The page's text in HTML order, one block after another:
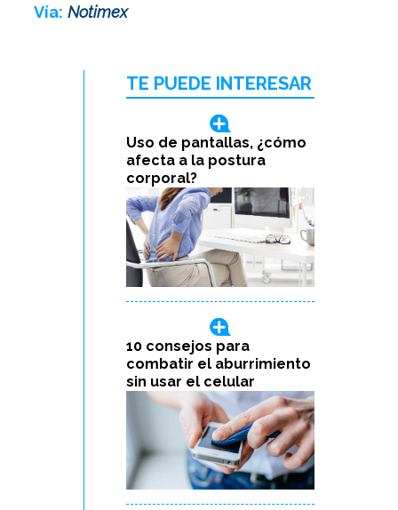
Vía: Notimex
TE PUEDE INTERESAR
Uso de pantallas, ¿cómo
afecta a la postura
corporal?
10 consejos para
combatir el aburrimiento
sin usar el celular